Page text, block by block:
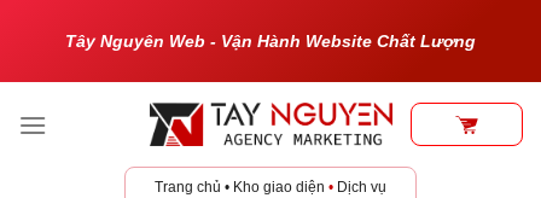
Tây Nguyên Web - Vận Hành Website Chất Lượng
Trang chủ • Kho giao diện • Dịch vụ